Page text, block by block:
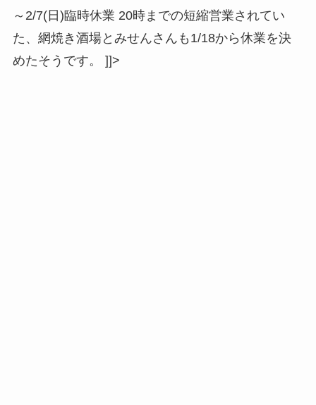
～2/7(日)臨時休業 20時までの短縮営業されてい
た、網焼き酒場とみせんさんも1/18から休業を決
めたそうです。 ]]>